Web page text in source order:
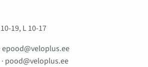
19, L 10-17
epood@veloplus.ee
· pood@veloplus.ee